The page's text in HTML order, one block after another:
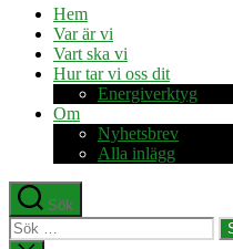
Hem
Var är vi
Vart ska vi
Hur tar vi oss dit
Energiverktyg
Om
Nyhetsbrev
Alla inlägg
Sök
Sök
efter: